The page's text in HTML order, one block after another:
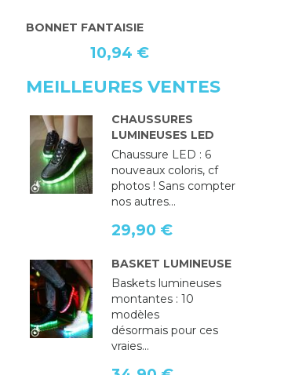
BONNET FANTAISIE
10,94 €
MEILLEURES VENTES
CHAUSSURES
LUMINEUSES LED
Chaussure LED : 6
nouveaux coloris, cf
photos ! Sans compter
nos autres...
29,90 €
BASKET LUMINEUSE
Baskets lumineuses
montantes : 10
modèles
désormais pour ces
vraies...